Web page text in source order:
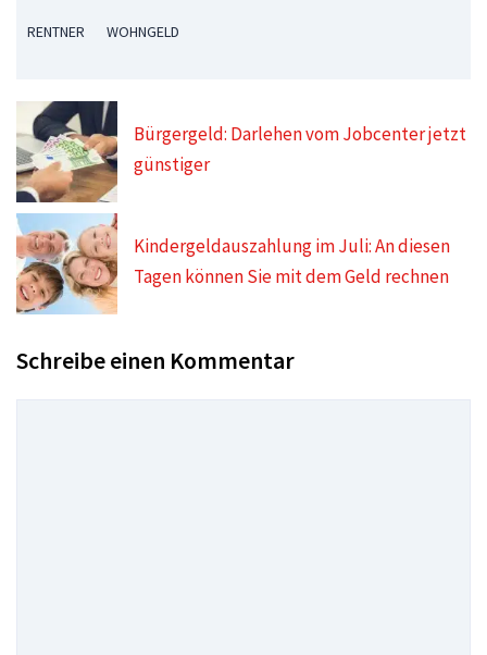
RENTNER WOHNGELD
Bürgergeld: Darlehen vom Jobcenter jetzt
günstiger
Kindergeldauszahlung im Juli: An diesen
Tagen können Sie mit dem Geld rechnen
Schreibe einen Kommentar